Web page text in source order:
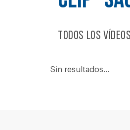
Todos los
Sin resultados...